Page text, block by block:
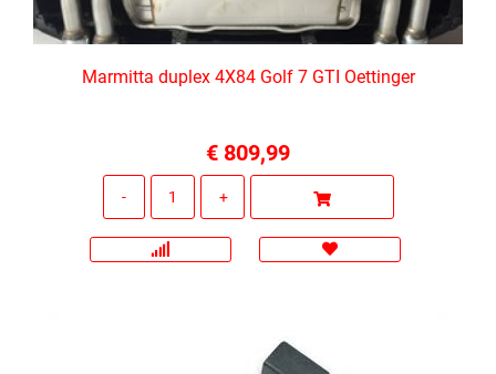
Marmitta duplex 4X84 Golf 7 GTI Oettinger
€ 809,99